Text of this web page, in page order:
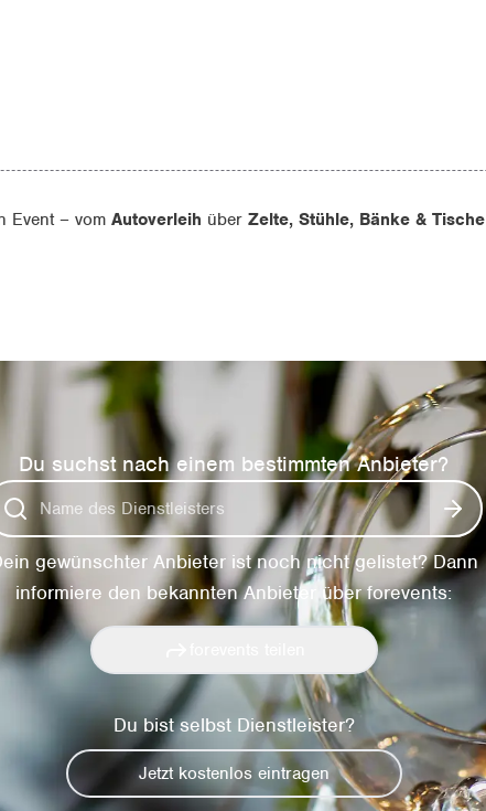
Event – vom Autoverleih über Zelte, Stühle, Bänke & Tische
Du suchst nach einem bestimmten Anbieter?
gewünschter Anbieter ist noch nicht gelistet? Dann
informiere den bekannten Anbieter über forevents:
Du bist selbst Dienstleister?
Jetzt kostenlos eintragen